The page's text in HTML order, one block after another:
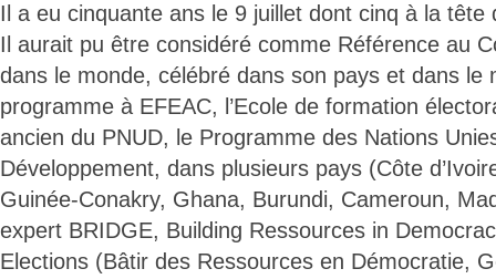
Il a eu cinquante ans le 9 juillet dont cinq à la tête
Il aurait pu être considéré comme Référence au
dans le monde, célébré dans son pays et dans le
programme à EFEAC, l’Ecole de formation
ancien du PNUD, le Programme des Nations
Développement, dans plusieurs pays (Côte
Guinée-Conakry, Ghana, Burundi, Cameroun,
expert BRIDGE, Building Ressources in
Elections (Bâtir des Ressources en Démocratie,